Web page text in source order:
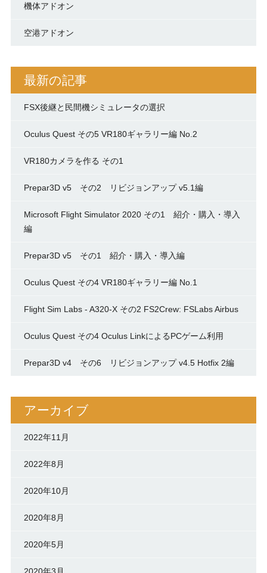
機体アドオン
空港アドオン
最新の記事
FSX後継と民間機シミュレータの選択
Oculus Quest その5 VR180ギャラリー編 No.2
VR180カメラを作る その1
Prepar3D v5 その2 リビジョンアップ v5.1編
Microsoft Flight Simulator 2020 その1 紹介・購入・導入
編
Prepar3D v5 その1 紹介・購入・導入編
Oculus Quest その4 VR180ギャラリー編 No.1
Flight Sim Labs - A320-X その2 FS2Crew: FSLabs Airbus
Oculus Quest その4 Oculus LinkによるPCゲーム利用
Prepar3D v4 その6 リビジョンアップ v4.5 Hotfix 2編
アーカイブ
2022年11月
2022年8月
2020年10月
2020年8月
2020年5月